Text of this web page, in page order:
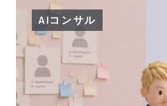
AIコンサル